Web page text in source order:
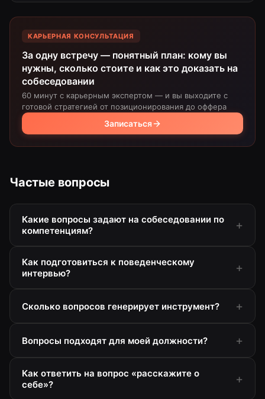
КАРЬЕРНАЯ КОНСУЛЬТАЦИЯ
За одну встречу — понятный план: кому вы
нужны, сколько стоите и как это доказать на
собеседовании
60 минут с карьерным экспертом — и вы выходите с
готовой стратегией от позиционирования до оффера
Записаться
Частые вопросы
Какие вопросы задают на собеседовании по
компетенциям?
Как подготовиться к поведенческому
интервью?
Сколько вопросов генерирует инструмент?
Вопросы подходят для моей должности?
Как ответить на вопрос «расскажите о
себе»?